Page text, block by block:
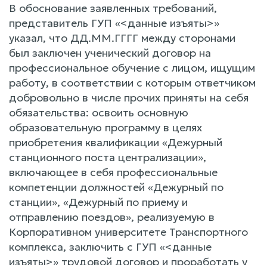
В обоснование заявленных требований,
представитель ГУП «<данные изъяты>»
указал, что ДД.ММ.ГГГГ между сторонами
был заключен ученический договор на
профессиональное обучение с лицом, ищущим
работу, в соответствии с которым ответчиком
добровольно в числе прочих приняты на себя
обязательства: освоить основную
образовательную программу в целях
приобретения квалификации «Дежурный
станционного поста централизации»,
включающее в себя профессиональные
компетенции должностей «Дежурный по
станции», «Дежурный по приему и
отправлению поездов», реализуемую в
Корпоративном университете Транспортного
комплекса, заключить с ГУП «<данные
изъяты>» трудовой договор и проработать у